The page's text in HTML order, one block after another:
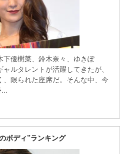
下優樹菜、鈴木奈々、ゆきぽ
ルタレントが活躍してきたが、
、限られた座席だ。そんな中、今
ボディ”ランキング